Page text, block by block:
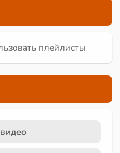
плейлисты